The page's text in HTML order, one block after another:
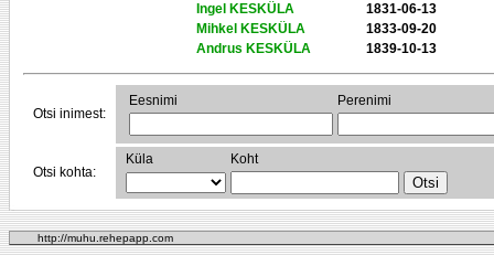
Ingel KESKÜLA
1831-06-13
Mihkel KESKÜLA
1833-09-20
Andrus KESKÜLA
1839-10-13
Otsi inimest:
Eesnimi Perenimi
Otsi kohta:
Küla Koht
http://muhu.rehepapp.com